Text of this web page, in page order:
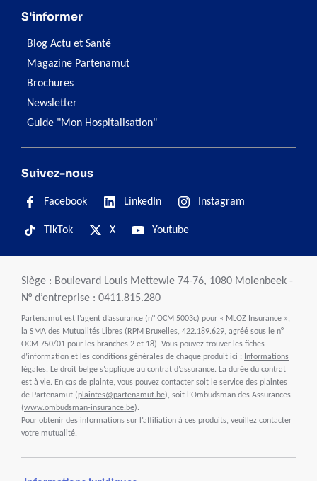
S'informer
Blog Actu et Santé
Magazine Partenamut
Brochures
Newsletter
Guide "Mon Hospitalisation"
Suivez-nous
Facebook LinkedIn Instagram
TikTok X Youtube
Siège : Boulevard Louis Mettewie 74-76, 1080 Molenbeek -
N° d’entreprise : 0411.815.280
Partenamut est l’agent d’assurance (n° OCM 5003c) pour « MLOZ Insurance »,
la SMA des Mutualités Libres (RPM Bruxelles, 422.189.629, agréé sous le n°
OCM 750/01 pour les branches 2 et 18). Vous pouvez trouver les fiches
d’information et les conditions générales de chaque produit ici : Informations
légales. Le droit belge s’applique au contrat d’assurance. La durée du contrat
est à vie. En cas de plainte, vous pouvez contacter soit le service des plaintes
de Partenamut (plaintes@partenamut.be), soit l’Ombudsman des Assurances
(www.ombudsman-insurance.be).
Pour obtenir des informations sur l’affiliation à ces produits, veuillez contacter
votre mutualité.